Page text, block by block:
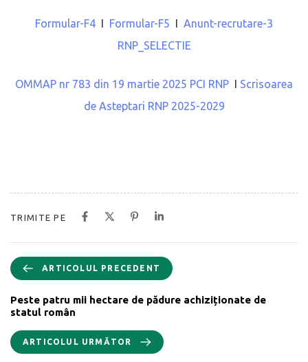
Formular-F4 I Formular-F5 I Anunt-recrutare-3
RNP_SELECTIE
OMMAP nr 783 din 19 martie 2025 PCI RNP I Scrisoarea
de Asteptari RNP 2025-2029
TRIMITE PE
ARTICOLUL PRECEDENT
Peste patru mii hectare de pădure achiziționate de
statul român
ARTICOLUL URMĂTOR